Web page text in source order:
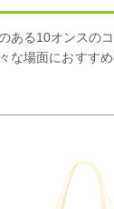
ある10オンスの
な場面におすす